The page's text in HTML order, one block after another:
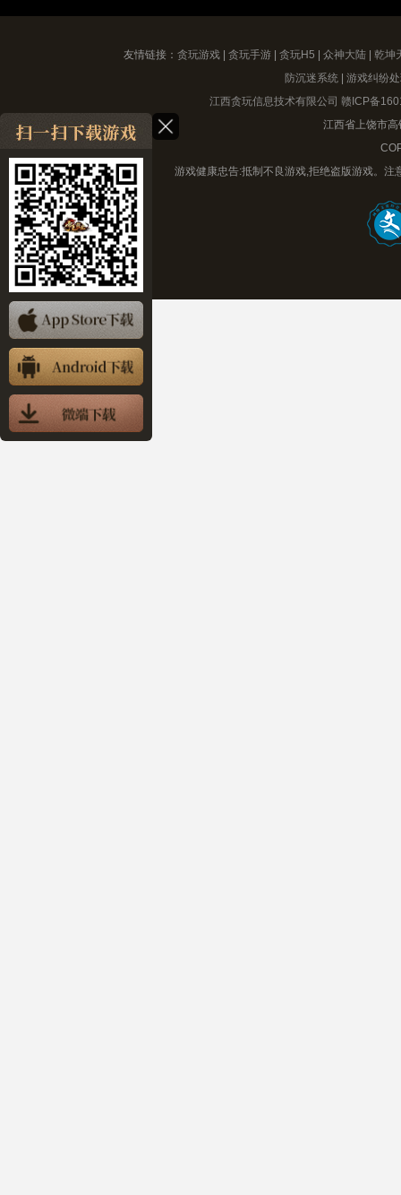
友情链接： 贪玩游戏 贪玩手游 贪玩H5 众神大陆
乾坤
防沉迷系统| 游戏纠纷
江西贪玩信息技术有限公司 赣ICP备
江西省上饶市
游戏健康忠告:抵制不良游戏,拒绝盗版游戏。